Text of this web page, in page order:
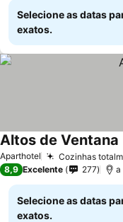
Selecione as datas
exatos.
Aparthotel Cozinhas
Altos de Ventana
8,9 Excelente 277 a
Selecione as datas
exatos.